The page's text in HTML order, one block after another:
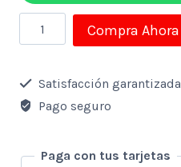
Silla
Gamer
Ergonomica
Xfire
Reposacabeza
Compra Ahora
Satisfacción garantizada
Pago seguro
Paga con tus tarjetas